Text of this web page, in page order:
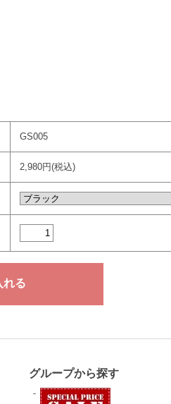
GS005
2,980円(税込)
グループから探す